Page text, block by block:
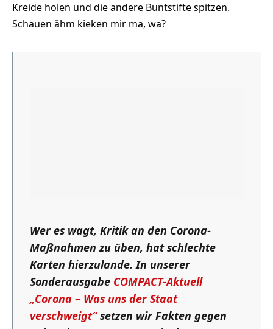
Kreide holen und die andere Buntstifte spitzen.
Schauen ähm kieken mir ma, wa?
Wer es wagt, Kritik an den Corona-
Maßnahmen zu üben, hat schlechte
Karten hierzulande. In unserer
Sonderausgabe COMPACT-Aktuell
„Corona – Was uns der Staat
verschweigt“setzen wir Fakten gegen